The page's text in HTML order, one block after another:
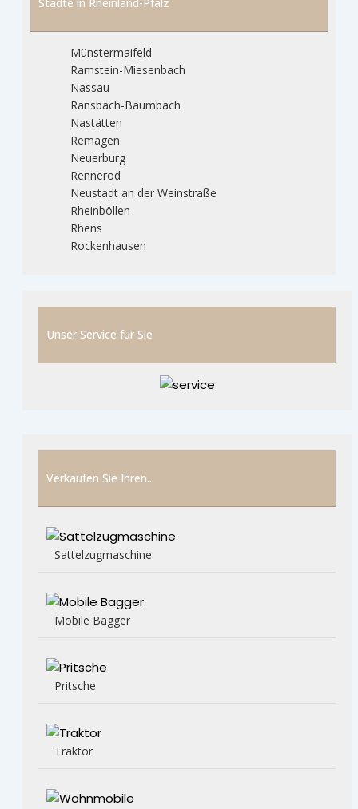
Münstermaifeld
Ramstein-Miesenbach
Nassau
Ransbach-Baumbach
Nastätten
Remagen
Neuerburg
Rennerod
Neustadt an der Weinstraße
Rheinböllen
Rhens
Rockenhausen
Unser Service für Sie
Verkaufen Sie Ihren...
Sattelzugmaschine
Mobile Bagger
Pritsche
Traktor